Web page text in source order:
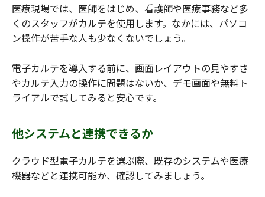
医療現場では、医師をはじめ、看護師や医療事務など多
くのスタッフがカルテを使用します。なかには、パソコ
ン操作が苦手な人も少なくないでしょう。
電子カルテを導入する前に、画面レイアウトの見やすさ
やカルテ入力の操作に問題はないか、デモ画面や無料ト
ライアルで試してみると安心です。
他システムと連携できるか
クラウド型電子カルテを選ぶ際、既存のシステムや医療
機器などと連携可能か、確認してみましょう。